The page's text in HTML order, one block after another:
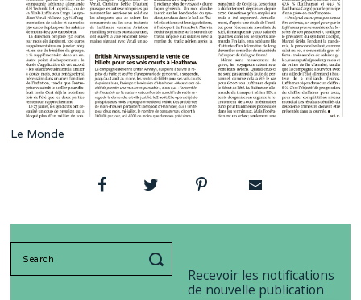
Le Monde
Recevoir les notifications
de nouvelle publication